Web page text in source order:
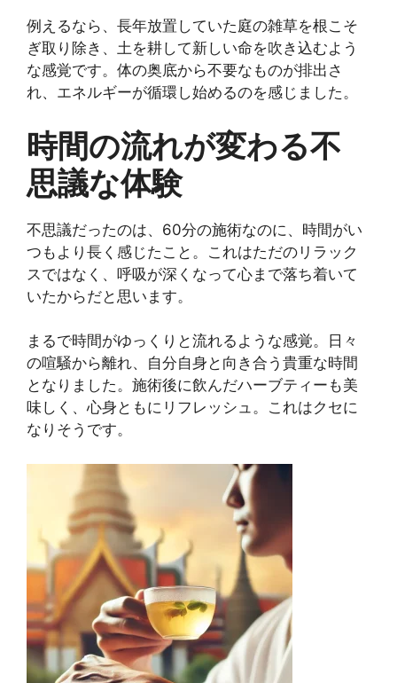
例えるなら、長年放置していた庭の雑草を根こそ
ぎ取り除き、土を耕して新しい命を吹き込むよう
な感覚です。体の奥底から不要なものが排出さ
れ、エネルギーが循環し始めるのを感じました。
時間の流れが変わる不
思議な体験
不思議だったのは、60分の施術なのに、時間がい
つもより長く感じたこと。これはただのリラック
スではなく、呼吸が深くなって心まで落ち着いて
いたからだと思います。
まるで時間がゆっくりと流れるような感覚。日々
の喧騒から離れ、自分自身と向き合う貴重な時間
となりました。施術後に飲んだハーブティーも美
味しく、心身ともにリフレッシュ。これはクセに
なりそうです。